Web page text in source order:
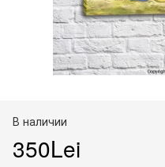
В наличии
350Lei